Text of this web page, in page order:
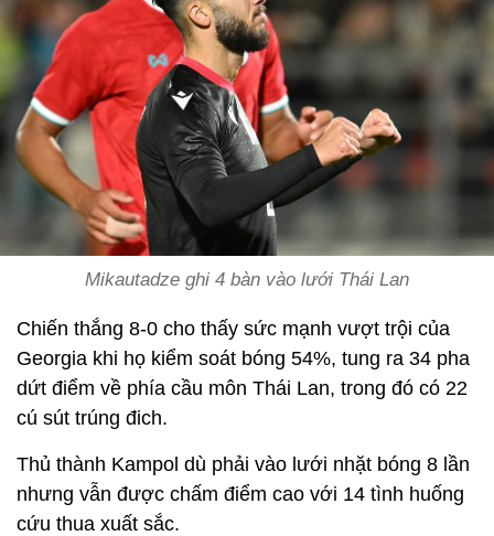
Mikautadze ghi 4 bàn vào lưới Thái Lan
Chiến thắng 8-0 cho thấy sức mạnh vượt trội của
Georgia khi họ kiểm soát bóng 54%, tung ra 34 pha
dứt điểm về phía cầu môn Thái Lan, trong đó có 22
cú sút trúng đich.
Thủ thành Kampol dù phải vào lưới nhặt bóng 8 lần
nhưng vẫn được chấm điểm cao với 14 tình huống
cứu thua xuất sắc.